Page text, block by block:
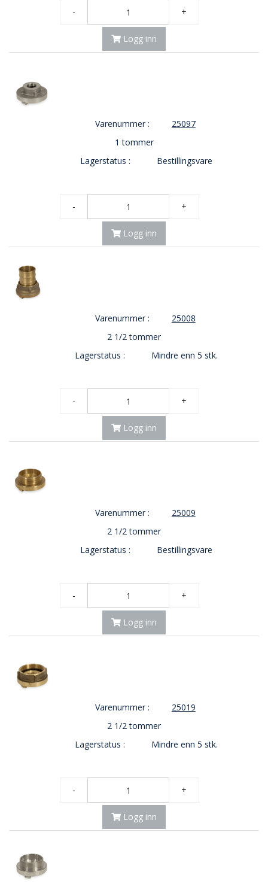
- +
Logg inn
Varenummer :
25097
1 tommer
Lagerstatus :
Bestillingsvare
- +
Logg inn
Varenummer :
25008
2 1/2 tommer
Lagerstatus :
Mindre enn 5 stk.
- +
Logg inn
Varenummer :
25009
2 1/2 tommer
Lagerstatus :
Bestillingsvare
- +
Logg inn
Varenummer :
25019
2 1/2 tommer
Lagerstatus :
Mindre enn 5 stk.
- +
Logg inn